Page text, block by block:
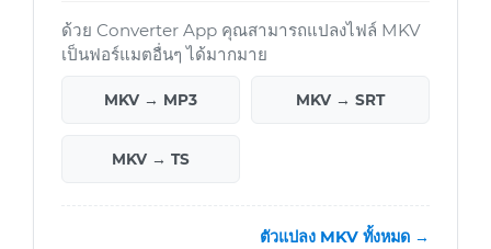
ด้วย Converter App คุณสามารถแปลงไฟล์ MKV
เป็นฟอร์แมตอื่นๆ ได้มากมาย
MKV → MP3 MKV → SRT
MKV → TS
ตัวแปลง MKV ทั้งหมด →